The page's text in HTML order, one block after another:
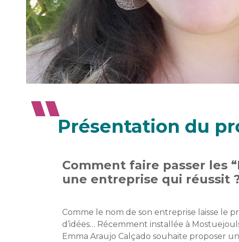
Présentation du
Comment faire passer les
une entreprise qui réussit
Comme le nom de son entreprise laisse le
d’idées… Récemment installée à
Emma Araujo Calçado souhaite proposer